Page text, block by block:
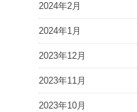
2024年2月
2024年1月
2023年12月
2023年11月
2023年10月